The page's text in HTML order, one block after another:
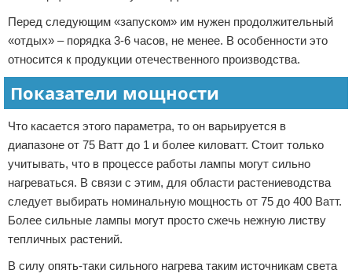
Перед следующим «запуском» им нужен продолжительный
«отдых» – порядка 3-6 часов, не менее. В особенности это
относится к продукции отечественного производства.
Показатели мощности
Что касается этого параметра, то он варьируется в
диапазоне от 75 Ватт до 1 и более киловатт. Стоит только
учитывать, что в процессе работы лампы могут сильно
нагреваться. В связи с этим, для области растениеводства
следует выбирать номинальную мощность от 75 до 400 Ватт.
Более сильные лампы могут просто сжечь нежную листву
тепличных растений.
В силу опять-таки сильного нагрева таким источникам света